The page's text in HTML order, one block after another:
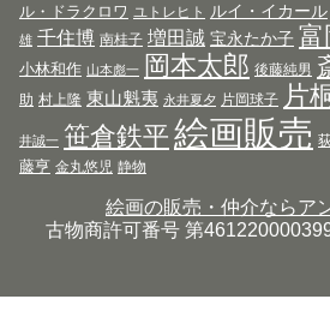
ル・ドラクロワ ユトレヒト ルイ・イカール
雄 千住博 南桂子 増田誠 宝永たか子 富
小林和作 山本彪一 岡本太郎 後藤純男
助 村上隆 東山魁夷 永井夏夕 片岡球子 片
井誠一 笹倉鉄平 絵画販売
藤亨 金丸悠児 静物
絵画の販売・仲介ならア
古物商許可番号 第